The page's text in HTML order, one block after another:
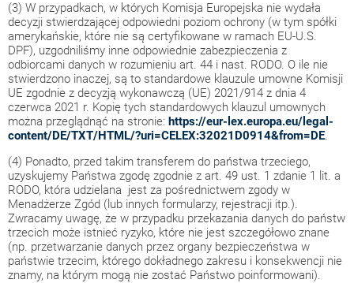
(3) W przypadkach, w których Komisja Europejska nie wydała
decyzji stwierdzającej odpowiedni poziom ochrony (w tym spółki
amerykańskie, które nie są certyfikowane w ramach EU-U.S.
DPF), uzgodniliśmy inne odpowiednie zabezpieczenia z
odbiorcami danych w rozumieniu art. 44 i nast. RODO. O ile nie
stwierdzono inaczej, są to standardowe klauzule umowne Komisji
UE zgodnie z decyzją wykonawczą (UE) 2021/914 z dnia 4
czerwca 2021 r. Kopię tych standardowych klauzul umownych
można przeglądnąć na stronie: https://eur-lex.europa.eu/legal-
content/DE/TXT/HTML/?uri=CELEX:32021D0914&from=DE.
(4) Ponadto, przed takim transferem do państwa trzeciego,
uzyskujemy Państwa zgodę zgodnie z art. 49 ust. 1 zdanie 1 lit. a
RODO, która udzielana jest za pośrednictwem zgody w
Menadżerze Zgód (lub innych formularzy, rejestracji itp.).
Zwracamy uwagę, że w przypadku przekazania danych do państw
trzecich może istnieć ryzyko, które nie jest szczegółowo znane
(np. przetwarzanie danych przez organy bezpieczeństwa w
państwie trzecim, którego dokładnego zakresu i konsekwencji nie
znamy, na którym mogą nie zostać Państwo poinformowani).